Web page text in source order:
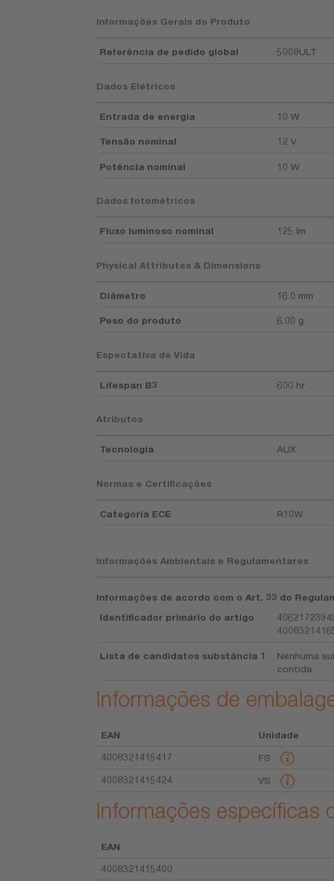
Informações Gerais do Produto
Referência de pedido global 5008ULT
Dados Elétricos
Entrada de energia 10 W
Tensão nominal 12 V
Potência nominal 10 W
Dados fotométricos
Fluxo luminoso nominal 125 lm
Physical Attributes & Dimensions
Diâmetro 16.0 mm
Peso do produto 6.00 g
Espectativa de Vida
Lifespan B3 600 hr
Atributos
Tecnologia AUX
Normas e Certificações
Categoria ECE R10W
Informações Ambientais e Regulamentares
Informações de acordo com o Art. 33 do
Identificador primário do artigo
Lista de candidatos substância 1
Nenhuma
contida
Informações de
EAN Unidade
4008321415417
FS
4008321415424 VS
Informações específicas
EAN
4008321415400